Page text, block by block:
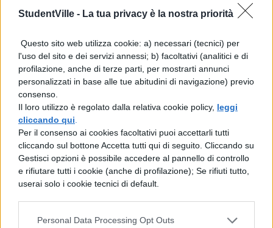
StudentVille - La tua privacy è la nostra priorità
Questo sito web utilizza cookie: a) necessari (tecnici) per
l'uso del sito e dei servizi annessi; b) facoltativi (analitici e di
profilazione, anche di terze parti, per mostrarti annunci
personalizzati in base alle tue abitudini di navigazione) previo
consenso.
Il loro utilizzo è regolato dalla relativa cookie policy, leggi
cliccando qui
Per il consenso ai cookies facoltativi puoi accettarli tutti
cliccando sul bottone Accetta tutti qui di seguito. Cliccando su
Gestisci opzioni è possibile accedere al pannello di controllo
e rifiutare tutti i cookie (anche di profilazione); Se rifiuti tutto,
userai solo i cookie tecnici di default.
Personal Data Processing Opt Outs
Per quanto riguarda in particolare l’opera di
da 12 lavori che sono stati creati dal pittore
russo o sono incentrati su di lui e la sua arte
pittorica astrattista: il Guggenheim, infatti,
ha la più grande collezione al mondo di
quadri di Kandiskij, grazie ai lasciti personali
del creatore del museo, Solomon R.
Guggenheim.